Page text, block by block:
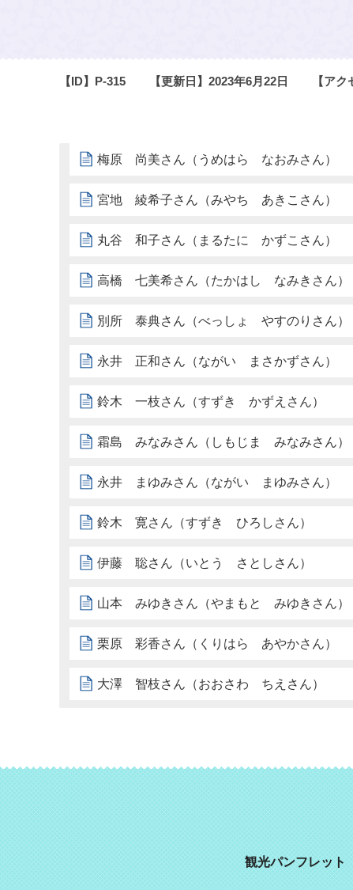
【ID】 P-315 【更新日】 2023年6月22日 【アク
梅原 尚美さん（うめはら なおみさん）
宮地 綾希子さん（みやち あきこさん）
丸谷 和子さん（まるたに かずこさん）
高橋 七美希さん（たかはし なみきさん）
別所 泰典さん（べっしょ やすのりさん）
永井 正和さん（ながい まさかずさん）
鈴木 一枝さん（すずき かずえさん）
霜島 みなみさん（しもじま みなみさん）
永井 まゆみさん（ながい まゆみさん）
鈴木 寛さん（すずき ひろしさん）
伊藤 聡さん（いとう さとしさん）
山本 みゆきさん（やまもと みゆきさん）
栗原 彩香さん（くりはら あやかさん）
大澤 智枝さん（おおさわ ちえさん）
観光パンフレット